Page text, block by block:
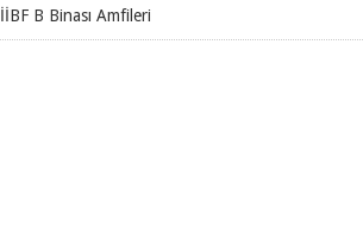
İİBF B Binası Amfileri